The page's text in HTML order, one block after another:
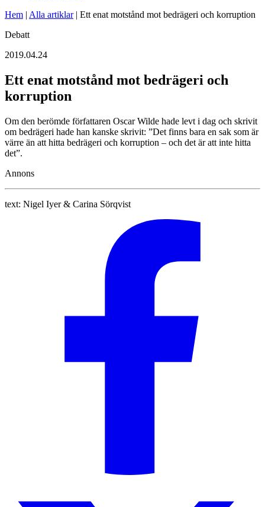
Hem | Alla artiklar| Ett enat motstånd mot bedrägeri och korruption
Debatt
2019.04.24
Ett enat motstånd mot bedrägeri och
korruption
Om den berömde författaren Oscar Wilde hade levt i dag och skrivit
om bedrägeri hade han kanske skrivit: ”Det finns bara en sak som är
värre än att hitta bedrägeri och korruption – och det är att inte hitta
det”.
Annons
text: Nigel Iyer & Carina Sörqvist